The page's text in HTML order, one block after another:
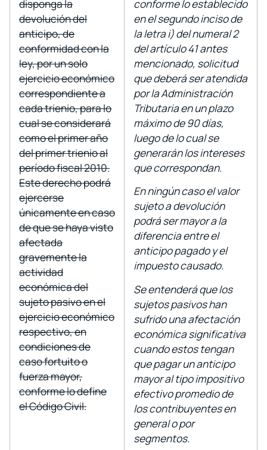
disponga la
devolución del
anticipo, de
conformidad con la
ley, por un solo
ejercicio económico
correspondiente a
cada trienio, para lo
cual se considerará
como el primer año
del primer trienio al
período fiscal 2010.
Este derecho podrá
ejercerse
únicamente en caso
de que se haya visto
afectada
gravemente la
actividad
económica del
sujeto pasivo en el
ejercicio económico
respectivo, en
condiciones de
caso fortuito o
fuerza mayor,
conforme lo define
el Código Civil.
conforme lo establecido
en el segundo inciso de
la letra i) del numeral 2
del artículo 41 antes
mencionado, solicitud
que deberá ser atendida
por la Administración
Tributaria en un plazo
máximo de 90 días,
luego de lo cual se
generarán los intereses
que correspondan.
En ningún caso el valor
sujeto a devolución
podrá ser mayor a la
diferencia entre el
anticipo pagado y el
impuesto causado.
Se entenderá que los
sujetos pasivos han
sufrido una afectación
económica significativa
cuando estos tengan
que pagar un anticipo
mayor al tipo impositivo
efectivo promedio de
los contribuyentes en
general o por
segmentos.